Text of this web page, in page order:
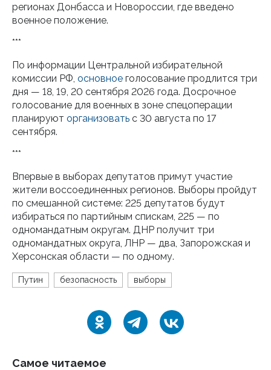
регионах Донбасса и Новороссии, где введено
военное положение.
***
По информации Центральной избирательной
комиссии РФ, основное голосование продлится три
дня — 18, 19, 20 сентября 2026 года. Досрочное
голосование для военных в зоне спецоперации
планируют организовать с 30 августа по 17
сентября.
***
Впервые в выборах депутатов примут участие
жители воссоединенных регионов. Выборы пройдут
по смешанной системе: 225 депутатов будут
избираться по партийным спискам, 225 — по
одномандатным округам. ДНР получит три
одномандатных округа, ЛНР — два, Запорожская и
Херсонская области — по одному.
Путин безопасность выборы
Самое читаемое